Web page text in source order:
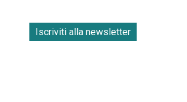
Iscriviti alla newsletter